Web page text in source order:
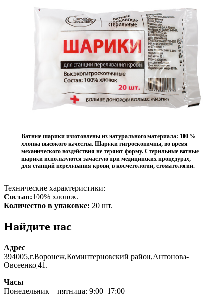
Ватные шарики изготовлены из натурального материала: 100 %
хлопка высокого качества. Шарики гигроскопичны, во время
механического воздействия не теряют форму. Стерильные ватные
шарики используются зачастую при медицинских процедурах,
для станций переливания крови, в косметологии, стоматологии.
Технические характеристики:
Состав:100% хлопок.
Количество в упаковке: 20 шт.
Найдите нас
Адрес
394005,г.Воронеж,Коминтерновский район,Антонова-
Овсеенко,41.
Часы
Понедельник—пятница: 9:00–17:00